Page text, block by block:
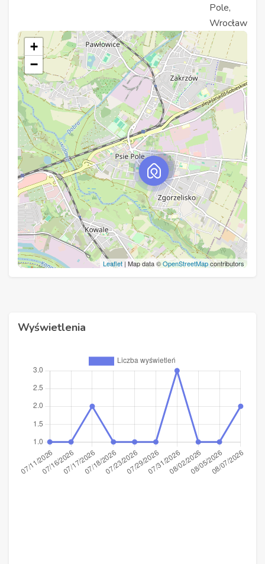
Pole,
Wrocław
+
−
Leaflet | Map data ©OpenStreetMapcontributors
Wyświetlenia